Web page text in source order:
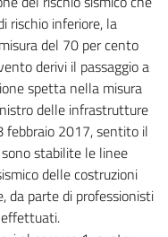
rischio inferiore, la
del 70 per cento
derivi il passaggio a
spetta nella misura
delle infrastrutture
febbraio 2017, sentito il
stabilite le linee
delle costruzioni
da parte di professionisti